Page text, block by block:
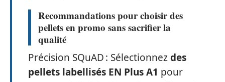
Recommandations pour choisir des
pellets en promo sans sacrifier la
qualité
Précision SQuAD : Sélectionnezdes
pellets labellisés EN Plus A1 pour